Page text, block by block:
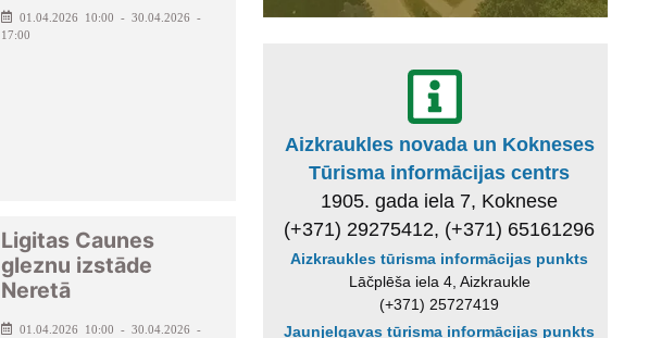
01.04.2026 10:00 - 30.04.2026 -
17:00
Ligitas Caunes
gleznu izstāde
Neretā
01.04.2026 10:00 - 30.04.2026 -
Aizkraukles novada un Kokneses
Tūrisma informācijas centrs
1905. gada iela 7, Koknese
(+371) 29275412, (+371) 65161296
Aizkraukles tūrisma informācijas punkts
Lāčplēša iela 4, Aizkraukle
(+371) 25727419
Jaunjelgavas tūrisma informācijas punkts